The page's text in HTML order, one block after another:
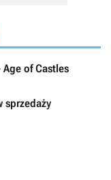
of Castles
sprzedaży